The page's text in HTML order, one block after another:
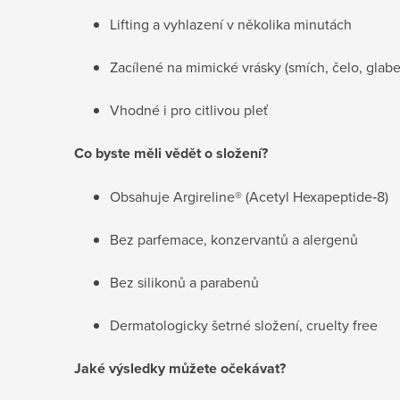
Lifting a vyhlazení v několika minutách
Zacílené na mimické vrásky (smích, čelo,
Vhodné i pro citlivou pleť
Co byste měli vědět o složení?
Obsahuje Argireline® (Acetyl Hexapeptide‑8)
Bez parfemace, konzervantů a alergenů
Bez silikonů a parabenů
Dermatologicky šetrné složení, cruelty free
Jaké výsledky můžete očekávat?